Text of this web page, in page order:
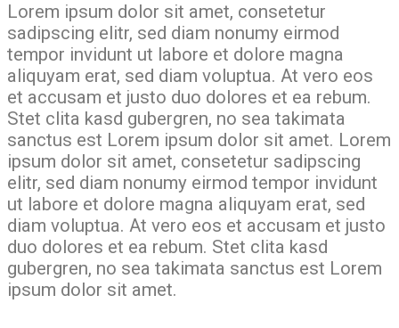
Lorem ipsum dolor sit amet, consetetur
sadipscing elitr, sed diam nonumy eirmod
tempor invidunt ut labore et dolore magna
aliquyam erat, sed diam voluptua. At vero eos
et accusam et justo duo dolores et ea rebum.
Stet clita kasd gubergren, no sea takimata
sanctus est Lorem ipsum dolor sit amet. Lorem
ipsum dolor sit amet, consetetur sadipscing
elitr, sed diam nonumy eirmod tempor invidunt
ut labore et dolore magna aliquyam erat, sed
diam voluptua. At vero eos et accusam et justo
duo dolores et ea rebum. Stet clita kasd
gubergren, no sea takimata sanctus est Lorem
ipsum dolor sit amet.